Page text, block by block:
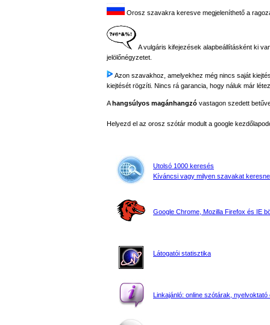
Orosz szavakra keresve megjeleníthető a
A vulgáris kifejezések alapbeállításként ki
jelölőnégyzetet.
Azon szavakhoz, amelyekhez még nincs saját
kiejtését rögzíti. Nincs rá garancia, hogy náluk már
Ahangsúlyos magánhangzó vastagon szedett
Helyezd el az orosz szótár modult a google
Utolsó 1000 keresés
Kíváncsi vagy milyen szavakat
Google Chrome, Mozilla Firefox és IE
Látogatói statisztika
Linkajánló: online szótárak, nyelvoktató